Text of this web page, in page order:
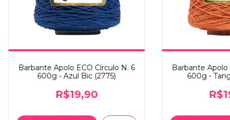
Barbante Apolo ECO Círculo N. 6
600g - Azul Bic (2775)
R$19,90
Barbante Apolo
600g -